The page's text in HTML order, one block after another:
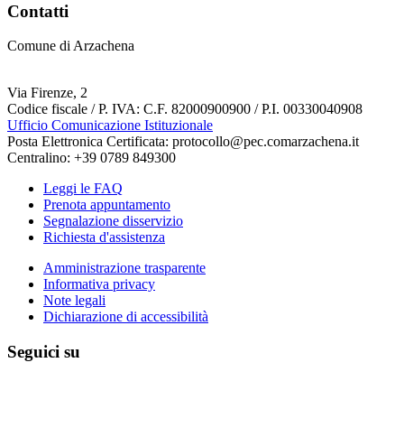
Contatti
Comune di Arzachena
Via Firenze, 2
Codice fiscale / P. IVA: C.F. 82000900900 / P.I. 00330040908
Ufficio Comunicazione Istituzionale
Posta Elettronica Certificata: protocollo@pec.comarzachena.it
Centralino: +39 0789 849300
Leggi le FAQ
Prenota appuntamento
Segnalazione disservizio
Richiesta d'assistenza
Amministrazione trasparente
Informativa privacy
Note legali
Dichiarazione di accessibilità
Seguici su